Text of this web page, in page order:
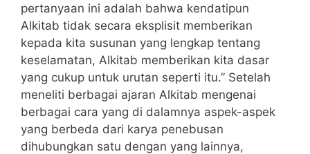
pertanyaan ini adalah bahwa kendatipun
Alkitab tidak secara eksplisit memberikan
kepada kita susunan yang lengkap tentang
keselamatan, Alkitab memberikan kita dasar
yang cukup untuk urutan seperti itu.” Setelah
meneliti berbagai ajaran Alkitab mengenai
berbagai cara yang di dalamnya aspek-aspek
yang berbeda dari karya penebusan
dihubungkan satu dengan yang lainnya,